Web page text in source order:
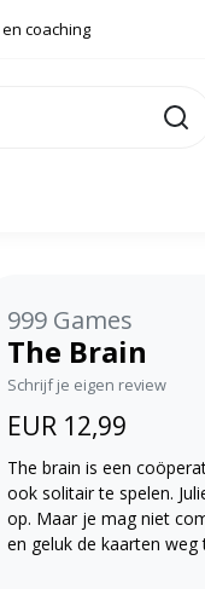
coaching
999 Games
The Brain
Schrijf je eigen review
EUR 12,99
The brain is een
ook solitair te spelen.
op. Maar je mag niet
en geluk de kaarten weg